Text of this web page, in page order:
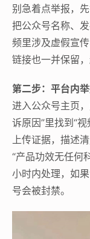
别急着点举报，
把公众号名称、
频里涉及虚假宣
链接也一并保留，
第二步：平台内
进入公众号主页
诉原因”里找到“
上传证据，描述
“产品功效无任何
小时内处理，如
号会被封禁。